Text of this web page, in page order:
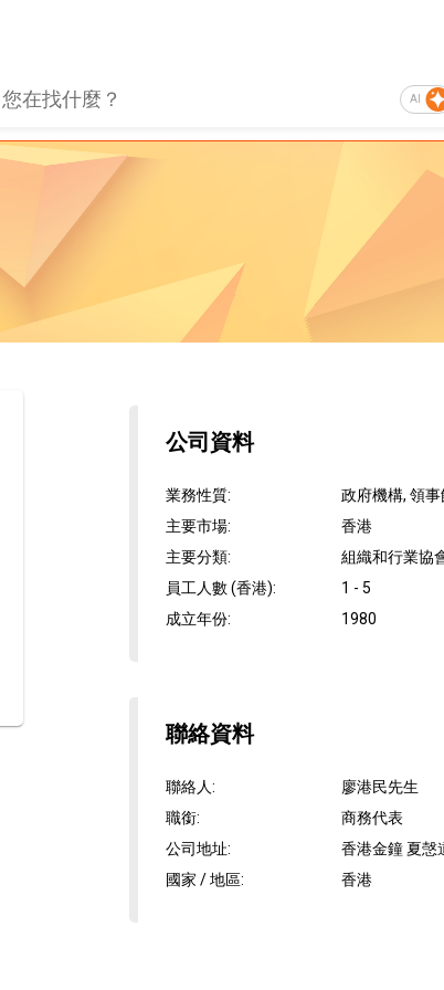
AI
公司資料
業務性質:
政府機構, 領
主要市場:
香港
主要分類:
組織和行業協
員工人數 (香港):
1 - 5
成立年份: 1980
聯絡資料
聯絡人:
廖港民先生
職銜:
商務代表
公司地址:
香港金鐘 夏愨
國家 / 地區: 香港